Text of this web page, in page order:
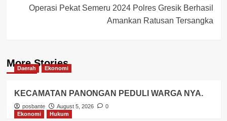
Operasi Pekat Semeru 2024 Polres Gresik Berhasil
Amankan Ratusan Tersangka
More Stories
Daerah Ekonomi
KECAMATAN PANONGAN PEDULI WARGA NYA.
posbante August 5, 2026
0
Ekonomi
Hukum